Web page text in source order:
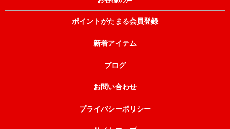
ポイントがたまる会員登録
新着アイテム
ブログ
お問い合わせ
プライバシーポリシー